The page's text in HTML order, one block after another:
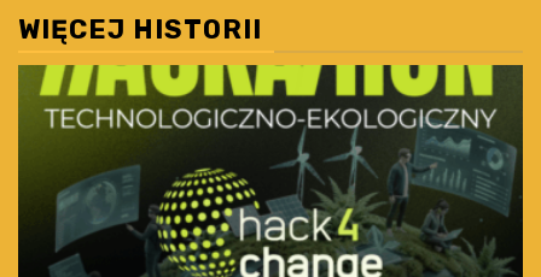
WIĘCEJ HISTORII